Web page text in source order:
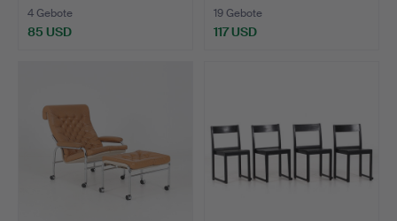
4 Gebote
85 USD
19 Gebote
117 USD